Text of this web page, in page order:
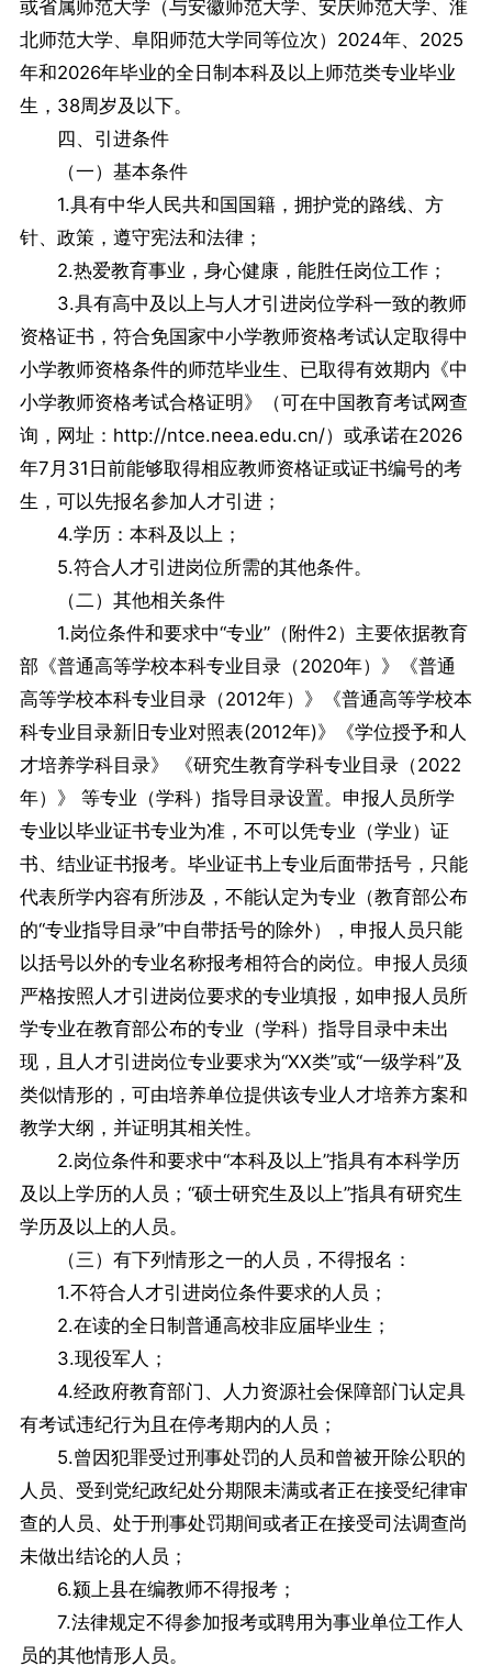
或省属师范大学（与安徽师范大学、安庆师范大学、淮
北师范大学、阜阳师范大学同等位次）2024年、2025
年和2026年毕业的全日制本科及以上师范类专业毕业
生，38周岁及以下。
四、引进条件
（一）基本条件
1.具有中华人民共和国国籍，拥护党的路线、方
针、政策，遵守宪法和法律；
2.热爱教育事业，身心健康，能胜任岗位工作；
3.具有高中及以上与人才引进岗位学科一致的教师
资格证书，符合免国家中小学教师资格考试认定取得中
小学教师资格条件的师范毕业生、已取得有效期内《中
小学教师资格考试合格证明》（可在中国教育考试网查
询，网址：http://ntce.neea.edu.cn/）或承诺在2026
年7月31日前能够取得相应教师资格证或证书编号的考
生，可以先报名参加人才引进；
4.学历：本科及以上；
5.符合人才引进岗位所需的其他条件。
（二）其他相关条件
1.岗位条件和要求中“专业”（附件2）主要依据教育
部《普通高等学校本科专业目录（2020年）》《普通
高等学校本科专业目录（2012年）》《普通高等学校本
科专业目录新旧专业对照表(2012年)》《学位授予和人
才培养学科目录》 《研究生教育学科专业目录（2022
年）》 等专业（学科）指导目录设置。申报人员所学
专业以毕业证书专业为准，不可以凭专业（学业）证
书、结业证书报考。毕业证书上专业后面带括号，只能
代表所学内容有所涉及，不能认定为专业（教育部公布
的“专业指导目录”中自带括号的除外），申报人员只能
以括号以外的专业名称报考相符合的岗位。申报人员须
严格按照人才引进岗位要求的专业填报，如申报人员所
学专业在教育部公布的专业（学科）指导目录中未出
现，且人才引进岗位专业要求为“XX类”或“一级学科”及
类似情形的，可由培养单位提供该专业人才培养方案和
教学大纲，并证明其相关性。
2.岗位条件和要求中“本科及以上”指具有本科学历
及以上学历的人员；“硕士研究生及以上”指具有研究生
学历及以上的人员。
（三）有下列情形之一的人员，不得报名：
1.不符合人才引进岗位条件要求的人员；
2.在读的全日制普通高校非应届毕业生；
3.现役军人；
4.经政府教育部门、人力资源社会保障部门认定具
有考试违纪行为且在停考期内的人员；
5.曾因犯罪受过刑事处罚的人员和曾被开除公职的
人员、受到党纪政纪处分期限未满或者正在接受纪律审
查的人员、处于刑事处罚期间或者正在接受司法调查尚
未做出结论的人员；
6.颍上县在编教师不得报考；
7.法律规定不得参加报考或聘用为事业单位工作人
员的其他情形人员。